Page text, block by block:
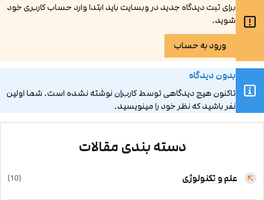
برای ثبت دیدگاه جدید در وبسایت باید ابتدا وارد حساب کاربری خود
شوید.
ورود به حساب
بدون دیدگاه
تاکنون هیچ دیدگاهی توسط کاربران نوشته نشده است. شما اولین
نفر باشید که نظر خود را مینویسید.
دسته بندی مقالات
علم و تکنولوژی (10)